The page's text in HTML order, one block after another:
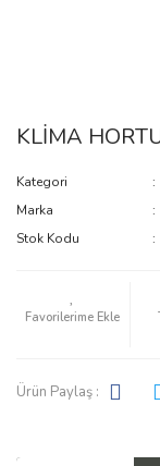
KLİMA
Kategori
Marka
Stok Kodu
Ürün Paylaş :